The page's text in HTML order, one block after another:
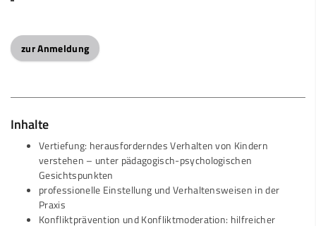
zur Anmeldung
Inhalte
Vertiefung: herausforderndes Verhalten von Kindern
verstehen – unter pädagogisch-psychologischen
Gesichtspunkten
professionelle Einstellung und Verhaltensweisen in der
Praxis
Konfliktprävention und Konfliktmoderation: hilfreicher